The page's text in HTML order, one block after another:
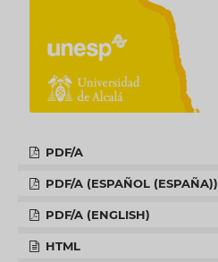
PDF/A
PDF/A (ESPAÑOL (ESPAÑA))
PDF/A (ENGLISH)
HTML